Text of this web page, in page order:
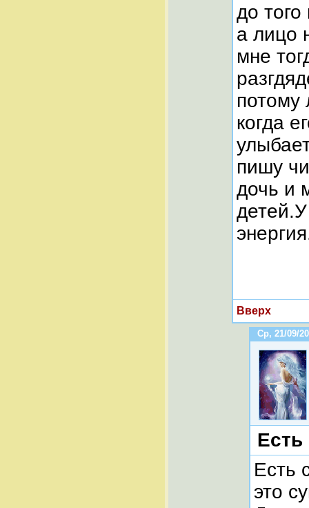
до того
а лицо
мне
потому
когда
пишу
дочь и
Вверх
Ср, 21/09/
Есть
это